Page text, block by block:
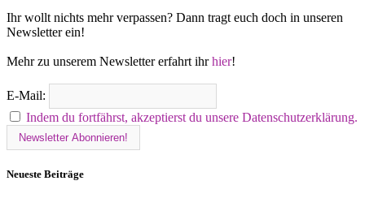
Ihr wollt nichts mehr verpassen? Dann tragt euch doch in unseren
Newsletter ein!
Mehr zu unserem Newsletter erfahrt ihrhier!
E-Mail:
Indem du fortfährst, akzeptierst du unsere Datenschutzerklärung.
Neueste Beiträge